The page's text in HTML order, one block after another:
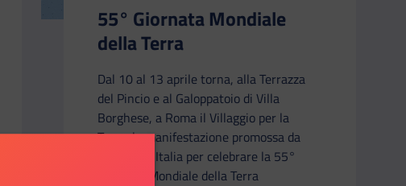
55° Giornata Mondiale
della Terra
Dal 10 al 13 aprile torna, alla Terrazza
del Pincio e al Galoppatoio di Villa
Borghese, a Roma il Villaggio per la
Terra, la manifestazione promossa da
Earth Day Italia per celebrare la 55°
Giornata Mondiale della Terra